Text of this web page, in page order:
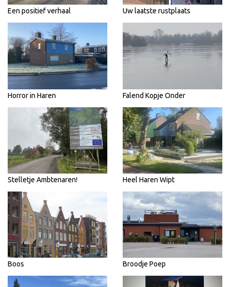
Een positief verhaal Uw laatste rustplaats
Horror in Haren Falend Kopje Onder
Stelletje Ambtenaren! Heel Haren Wipt
Boos Broodje Poep